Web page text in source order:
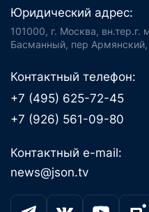
Юридический адрес:
101000, г. Москва, вн.тер.г.
Басманный, пер Армянский,
Контактный телефон:
+7 (495) 625-72-45
+7 (926) 561-09-80
Контактный e-mail:
news@json.tv